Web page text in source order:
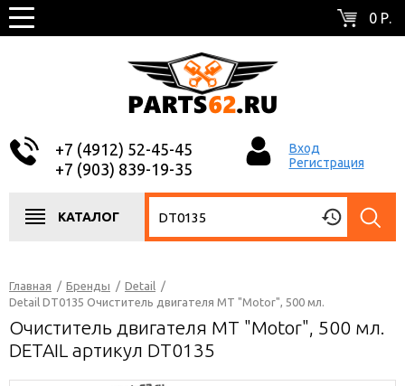
0 Р.
+7 (4912) 52-45-45
+7 (903) 839-19-35
Вход
Регистрация
КАТАЛОГ
Главная / Бренды / Detail /
Detail DT0135 Очиститель двигателя MT "Motor", 500 мл.
Очиститель двигателя MT "Motor", 500 мл.
DETAIL артикул DT0135